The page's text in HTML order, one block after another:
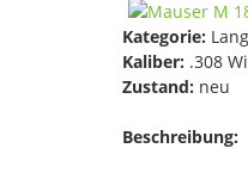
Kategorie:
Kaliber: .308
Zustand: neu
Beschreibung: